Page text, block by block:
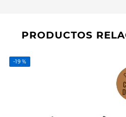
PRODUCTOS
-19 %